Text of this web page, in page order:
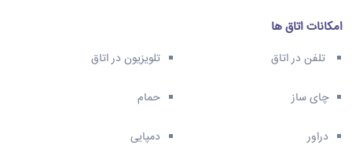
امکانات اتاق ها
تلفن در اتاق تلویزیون در اتاق
چای ساز حمام
دراور دمپایی